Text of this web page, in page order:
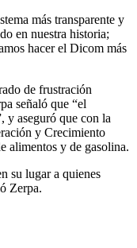
más transparente y
en nuestra historia;
hacer el Dicom más
de frustración
señaló que “el
y aseguró que con la
y Crecimiento
alimentos y de gasolina.
su lugar a quienes
Zerpa.